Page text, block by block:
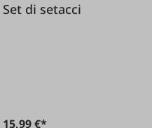
Set di setacci
15,99 €*